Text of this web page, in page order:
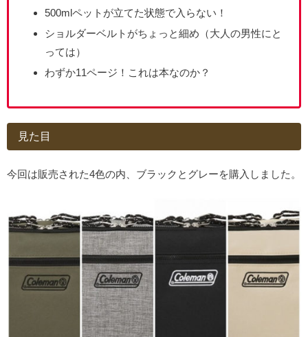
500mlペットが立てた状態で入らない！
ショルダーベルトがちょっと細め（大人の男性にと
っては）
わずか11ページ！これは本なのか？
見た目
今回は販売された4色の内、ブラックとグレーを購入しました。